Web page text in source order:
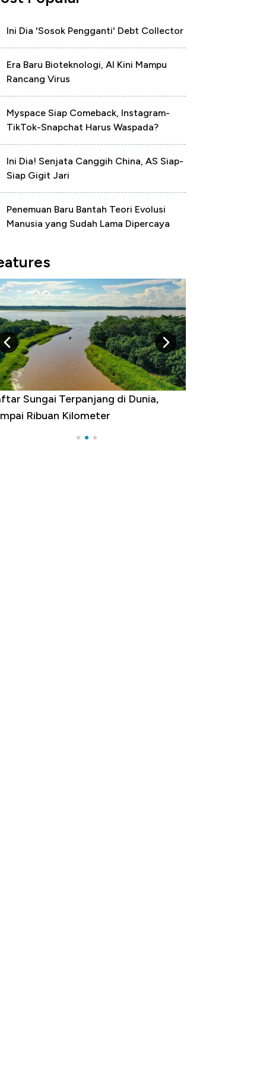
Ini Dia 'Sosok Pengganti' Debt Collector
Era Baru Bioteknologi, AI Kini Mampu
Rancang Virus
Myspace Siap Comeback, Instagram-
TikTok-Snapchat Harus Waspada?
Ini Dia! Senjata Canggih China, AS Siap-
Siap Gigit Jari
Penemuan Baru Bantah Teori Evolusi
Manusia yang Sudah Lama Dipercaya
yang Warganya Sering
Luar Negeri, RI ke Berapa?